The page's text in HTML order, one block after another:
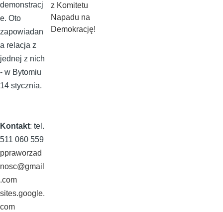
demonstracj
e. Oto
zapowiadan
a relacja z
jednej z nich
- w Bytomiu
14 stycznia.
Kontakt: tel.
511 060 559
ppraworzad
nosc@gmail
.com
sites.google.
com
z Komitetu
Napadu na
Demokrację!